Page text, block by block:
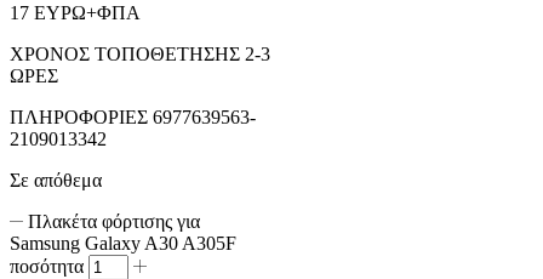
17 ΕΥΡΩ+ΦΠΑ
ΧΡΟΝΟΣ ΤΟΠΟΘΕΤΗΣΗΣ 2-3
ΩΡΕΣ
ΠΛΗΡΟΦΟΡΙΕΣ 6977639563-
2109013342
Σε απόθεμα
Πλακέτα φόρτισης για
Samsung Galaxy A30 A305F
ποσότητα